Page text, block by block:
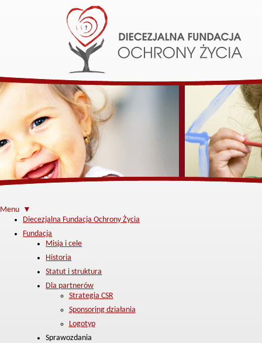
Menu ▼
Diecezjalna Fundacja Ochrony Życia
Fundacja
Misja i cele
Historia
Statut i struktura
Dla partnerów
Strategia CSR
Sponsoring działania
Logotyp
Sprawozdania